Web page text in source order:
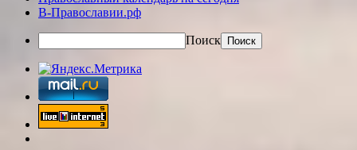
В-Православии.рф
Поиск